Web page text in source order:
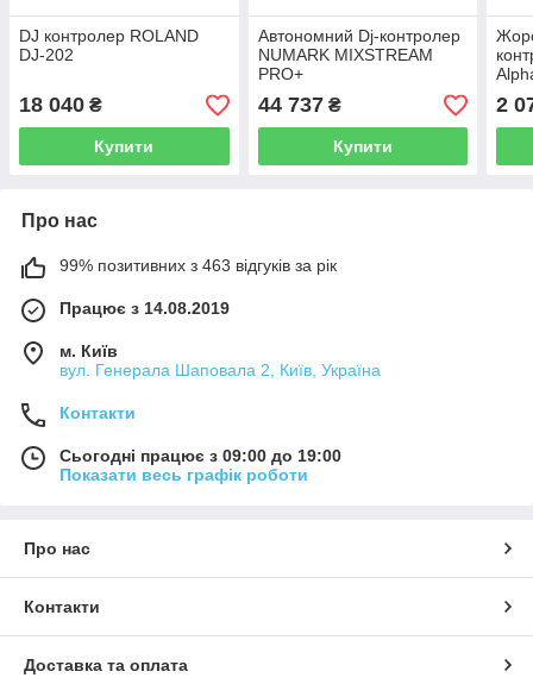
DJ контролер ROLAND
DJ-202
18 040 ₴
Купити
Автономний Dj-контролер
NUMARK MIXSTREAM
PRO+
44 737₴
Купити
2
Про нас
99% позитивних з 463 відгуків за рік
Працює з 14.08.2019
м. Київ
вул. Генерала Шаповала 2, Київ, Україна
Контакти
Сьогодні працює з 09:00 до 19:00
Показати весь графік роботи
Про нас
Контакти
Доставка та оплата